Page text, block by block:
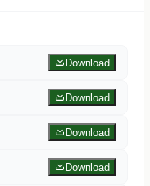
Download
Download
Download
Download